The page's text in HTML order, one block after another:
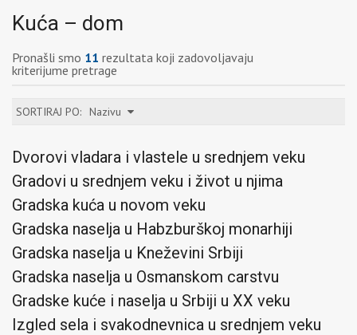
Kuća – dom
Pronašli smo 11 rezultata koji zadovoljavaju
kriterijume pretrage
SORTIRAJ PO: Nazivu
Dvorovi vladara i vlastele u srednjem veku
Gradovi u srednjem veku i život u njima
Gradska kuća u novom veku
Gradska naselja u Habzburškoj monarhiji
Gradska naselja u Kneževini Srbiji
Gradska naselja u Osmanskom carstvu
Gradske kuće i naselja u Srbiji u XX veku
Izgled sela i svakodnevnica u srednjem veku